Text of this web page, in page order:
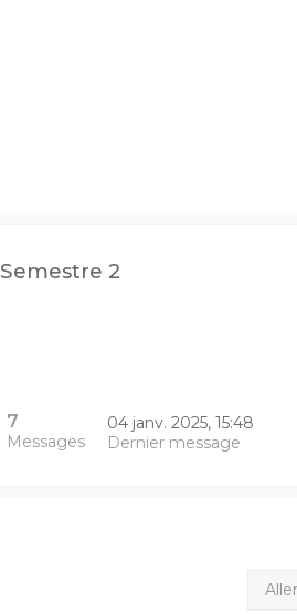
Semestre 2
7
Messages
04 janv. 2025, 15:48
Dernier message
Aller